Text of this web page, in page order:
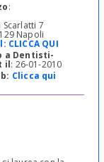
:
Scarlatti 7
Napoli
CLICCA QUI
a Dentisti-
il: 26-01-2010
Clicca qui